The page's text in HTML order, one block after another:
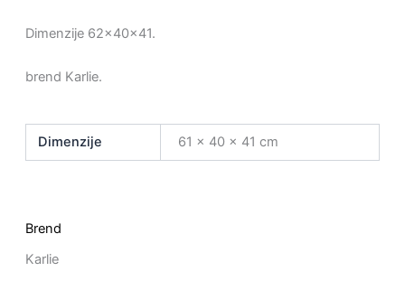
Dimenzije 62x40x41.
brend Karlie.
Dimenzije 61 × 40 × 41 cm
Brend
Karlie